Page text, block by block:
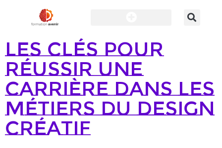
Les clés pour
réussir une
carrière dans les
métiers du design
créatif